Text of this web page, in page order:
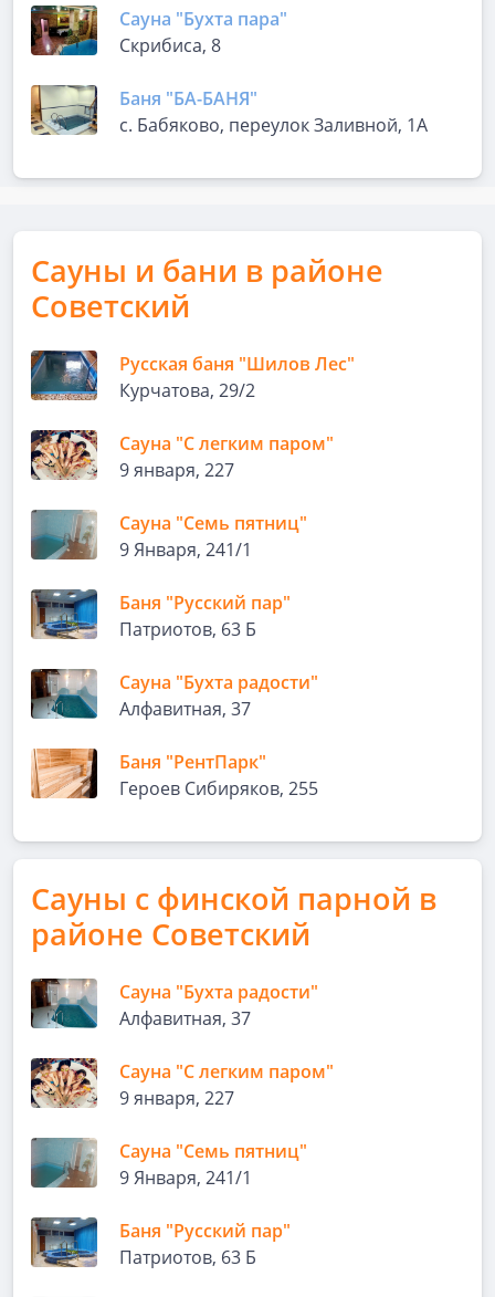
Сауна "Бухта пара"
Скрибиса, 8
Баня "БА-БАНЯ"
с. Бабяково, переулок Заливной, 1А
Сауны и бани в районе
Советский
Русская баня "Шилов Лес"
Курчатова, 29/2
Сауна "С легким паром"
9 января, 227
Сауна "Семь пятниц"
9 Января, 241/1
Баня "Русский пар"
Патриотов, 63 Б
Сауна "Бухта радости"
Алфавитная, 37
Баня "РентПарк"
Героев Сибиряков, 255
Сауны с финской парной в
районе Советский
Сауна "Бухта радости"
Алфавитная, 37
Сауна "С легким паром"
9 января, 227
Сауна "Семь пятниц"
9 Января, 241/1
Баня "Русский пар"
Патриотов, 63 Б